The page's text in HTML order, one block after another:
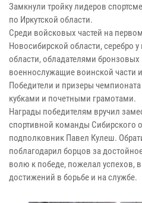
Замкнули тройку лидеров
по Иркутской области.
Среди войсковых частей на
Новосибирской области, серебро
области, обладателями
военнослужащие воинской части
Победители и призеры
кубками и почетными грамотами.
Награды победителям вручил
спортивной команды Сибирского
подполковник Павел Кулеш.
поблагодарил борцов за
волю к победе, пожелал успехов,
достижений в борьбе и на службе.